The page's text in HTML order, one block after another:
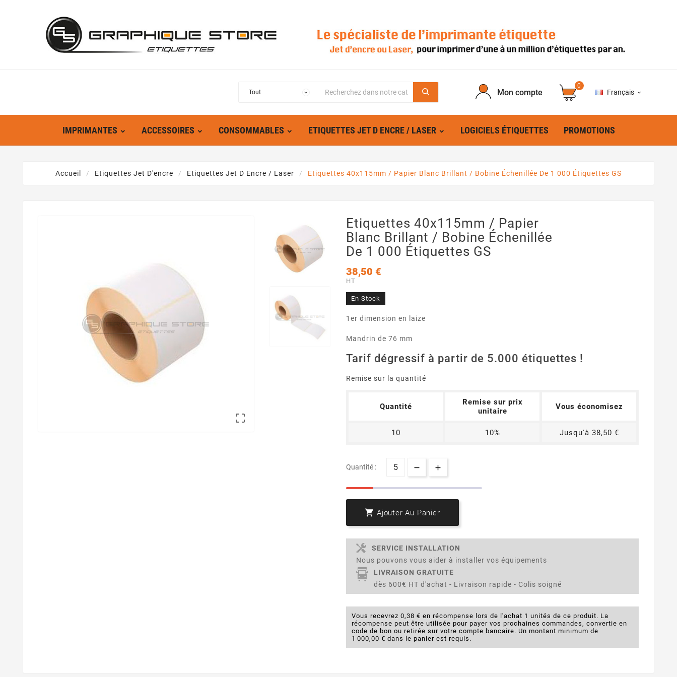
Mon compte
0
Français 
IMPRIMANTES ACCESSOIRES CONSOMMABLES ETIQUETTES JET D ENCRE / LASER LOGICIELS ÉTIQUETTES PROMOTIONS
Accueil Etiquettes Jet D'encre Etiquettes Jet D Encre / Laser Etiquettes 40x115mm / Papier Blanc Brillant / Bobine Échenillée De 1 000 Étiquettes GS

Etiquettes 40x115mm / Papier
Blanc Brillant / Bobine Échenillée
De 1 000 Étiquettes GS
38,50 €
HT
En Stock
1er dimension en laize
Mandrin de 76 mm
Tarif dégressif à partir de 5.000 étiquettes !
Remise sur la quantité
Quantité
Remise sur prix
unitaire
Vous économisez
10 10% Jusqu'à 38,50 €
Quantité :
 Ajouter Au Panier
SERVICE INSTALLATION
Nous pouvons vous aider à installer vos équipements
LIVRAISON GRATUITE
dès 600€ HT d'achat - Livraison rapide - Colis soigné
Vous recevrez 0,38 € en récompense lors de l'achat 1 unités de ce produit. La
récompense peut être utilisée pour payer vos prochaines commandes, convertie en
code de bon ou retirée sur votre compte bancaire. Un montant minimum de
1 000,00 € dans le panier est requis.